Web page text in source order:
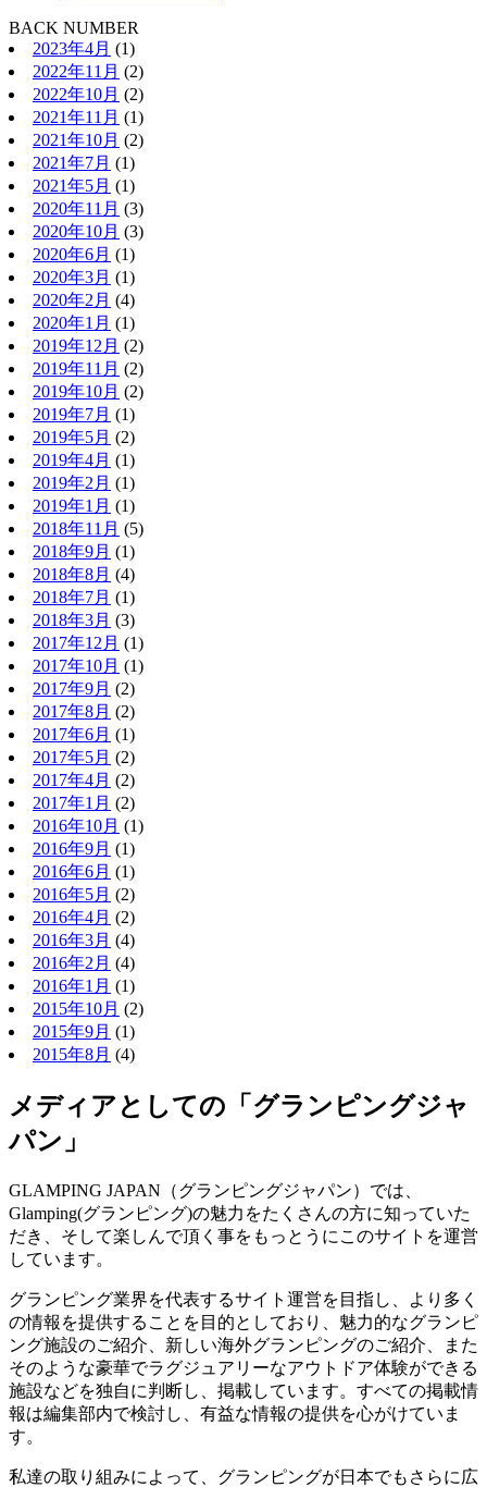
BACK NUMBER
2023年4月 (1)
2022年11月 (2)
2022年10月 (2)
2021年11月 (1)
2021年10月 (2)
2021年7月 (1)
2021年5月 (1)
2020年11月 (3)
2020年10月 (3)
2020年6月 (1)
2020年3月 (1)
2020年2月 (4)
2020年1月 (1)
2019年12月 (2)
2019年11月 (2)
2019年10月 (2)
2019年7月 (1)
2019年5月 (2)
2019年4月 (1)
2019年2月 (1)
2019年1月 (1)
2018年11月 (5)
2018年9月 (1)
2018年8月 (4)
2018年7月 (1)
2018年3月 (3)
2017年12月 (1)
2017年10月 (1)
2017年9月 (2)
2017年8月 (2)
2017年6月 (1)
2017年5月 (2)
2017年4月 (2)
2017年1月 (2)
2016年10月 (1)
2016年9月 (1)
2016年6月 (1)
2016年5月 (2)
2016年4月 (2)
2016年3月 (4)
2016年2月 (4)
2016年1月 (1)
2015年10月 (2)
2015年9月 (1)
2015年8月 (4)
メディアとしての「グランピングジャ
パン」
GLAMPING JAPAN（グランピングジャパン）では、
Glamping(グランピング)の魅力をたくさんの方に知っていた
だき、そして楽しんで頂く事をもっとうにこのサイトを運営
しています。
グランピング業界を代表するサイト運営を目指し、より多く
の情報を提供することを目的としており、魅力的なグランピ
ング施設のご紹介、新しい海外グランピングのご紹介、また
そのような豪華でラグジュアリーなアウトドア体験ができる
施設などを独自に判断し、掲載しています。すべての掲載情
報は編集部内で検討し、有益な情報の提供を心がけていま
す。
私達の取り組みによって、グランピングが日本でもさらに広